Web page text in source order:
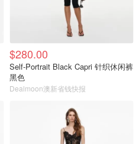
$280.00
Self-Portrait Black Capri 针织休闲裤
黑色
Dealmoon澳新省钱快报